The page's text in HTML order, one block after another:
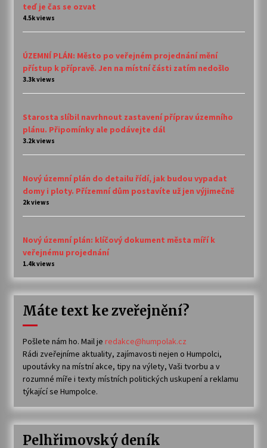
teď je čas se ozvat
4.5k views
ÚZEMNÍ PLÁN: Město po veřejném projednání mění
přístup k přípravě. Jen na místní části zatím nedošlo
3.3k views
Starosta slíbil navrhnout zastavení příprav územního
plánu. Připomínky ale podávejte dál
3.2k views
Nový územní plán do detailu řídí, jak budou vypadat
domy i ploty. Přízemní dům postavíte už jen výjimečně
2k views
Nový územní plán: klíčový dokument města míří k
veřejnému projednání
1.4k views
Máte text ke zveřejnění?
Pošlete nám ho. Mail je redakce@humpolak.cz
Rádi zveřejníme aktuality, zajímavosti nejen o Humpolci,
upoutávky na místní akce, tipy na výlety, Vaši tvorbu a v
rozumné míře i texty místních politických uskupení a reklamu
týkající se Humpolce.
Pelhřimovský deník